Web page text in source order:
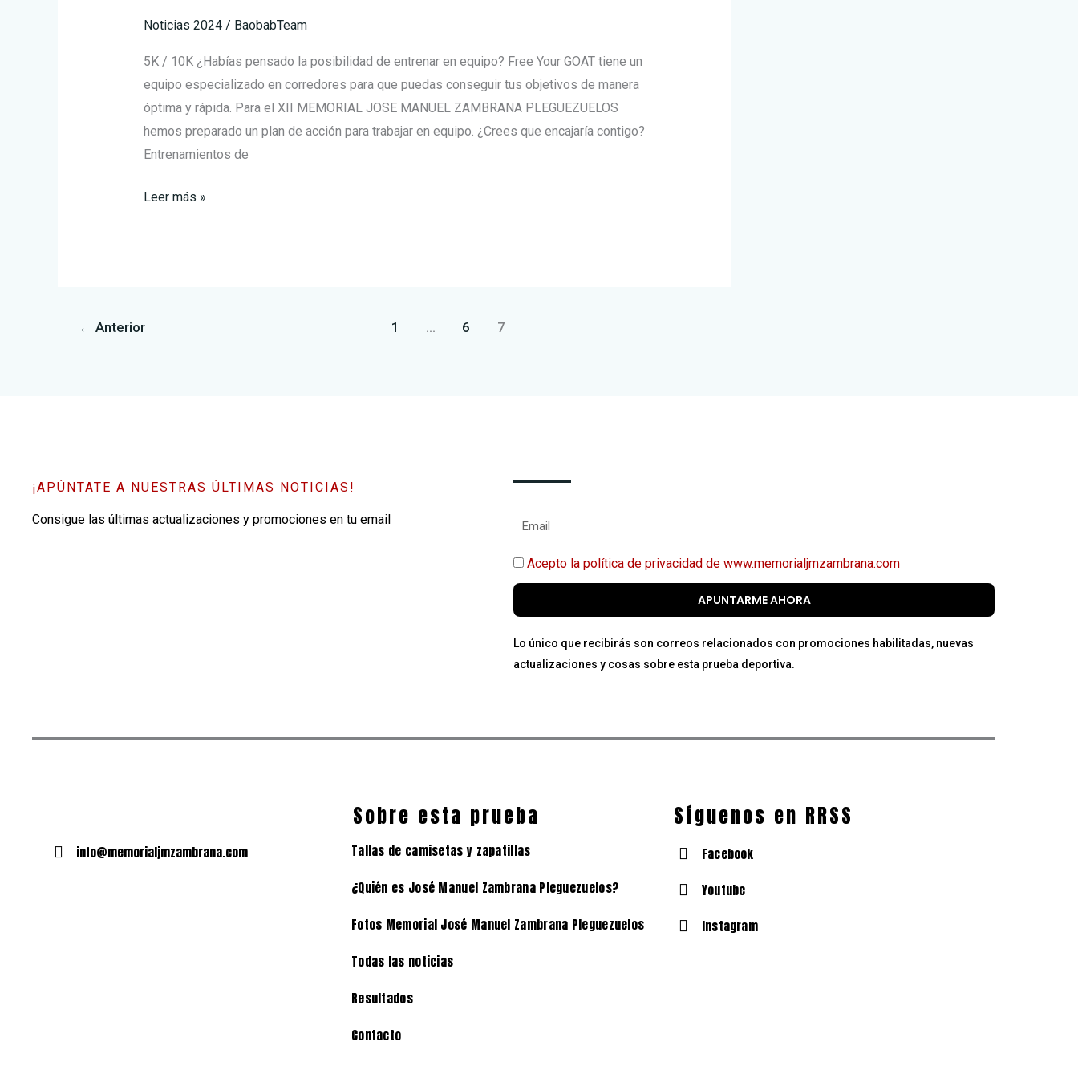
Noticias 2024/ BaobabTeam
5K / 10K ¿Habías pensado la posibilidad de entrenar en equipo? Free Your GOAT tiene un
equipo especializado en corredores para que puedas conseguir tus objetivos de manera
óptima y rápida. Para el XII MEMORIAL JOSE MANUEL ZAMBRANA PLEGUEZUELOS
hemos preparado un plan de acción para trabajar en equipo. ¿Crees que encajaría contigo?
Entrenamientos de
PLEGUEZUELOS
Leer más »
← Anterior 1 … 6 7
¡APÚNTATE A NUESTRAS ÚLTIMAS NOTICIAS!
Consigue las últimas actualizaciones y promociones en tu email
Acepto la política de privacidad de www.memorialjmzambrana.com
APUNTARME AHORA
Lo único que recibirás son correos relacionados con promociones habilitadas, nuevas
actualizaciones y cosas sobre esta prueba deportiva.
info@memorialjmzambrana.com
Sobre esta prueba
Tallas de camisetas y zapatillas
¿Quién es José Manuel Zambrana Pleguezuelos?
Fotos Memorial José Manuel Zambrana Pleguezuelos
Todas las noticias
Resultados
Contacto
Síguenos en RRSS
Facebook
Youtube
Instagram